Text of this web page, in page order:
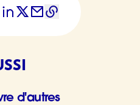
d'autres